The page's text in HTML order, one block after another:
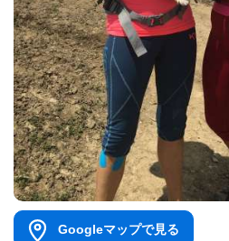
Googleマップで見る